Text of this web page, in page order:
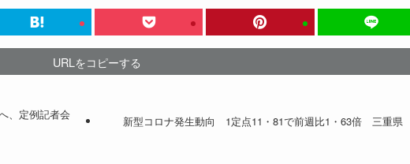
URLをコピーする
、定例記者会
新型コロナ発生動向 1定点11・81で前週比1・63倍 三重県